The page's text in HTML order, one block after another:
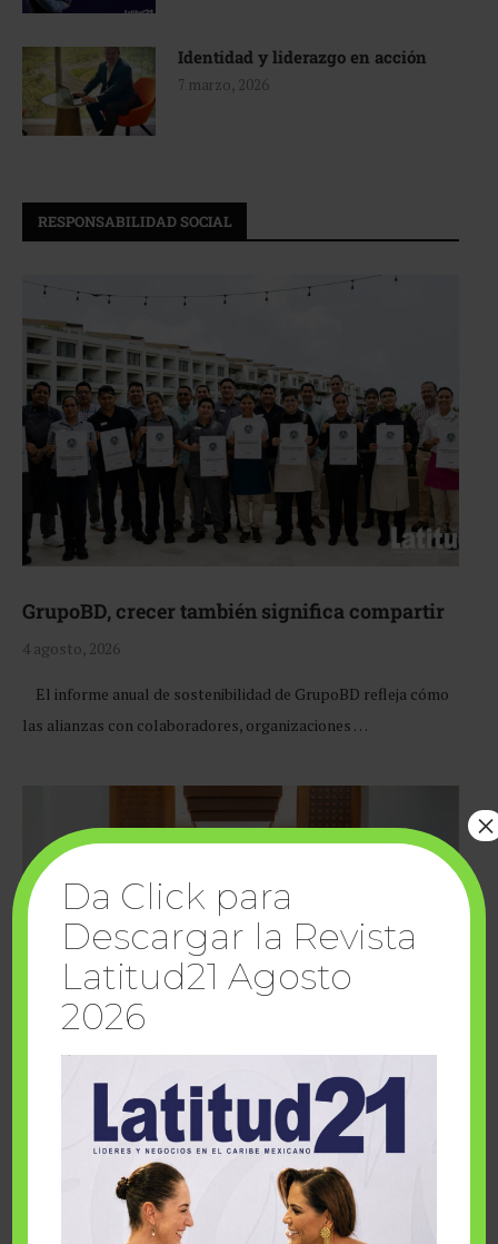
Identidad y liderazgo en acción
7 marzo, 2026
RESPONSABILIDAD SOCIAL
GrupoBD, crecer también significa compartir
4 agosto, 2026
El informe anual de sostenibilidad de GrupoBD refleja cómo
las alianzas con colaboradores, organizaciones …
Cuando la solidaridad inspira; cumplen
sueños Fairmont Mayakoba y Make-A-Wish
Da Click para
Descargar la Revista
Latitud21 Agosto
2026
×